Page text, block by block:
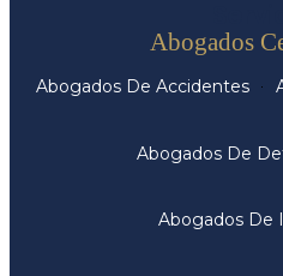
Abogados
Abogados De Accidentes
Abogados De
Abogados De